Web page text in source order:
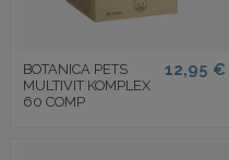
BOTANICA PETS
MULTIVIT KOMPLEX
60 COMP
12,95 €